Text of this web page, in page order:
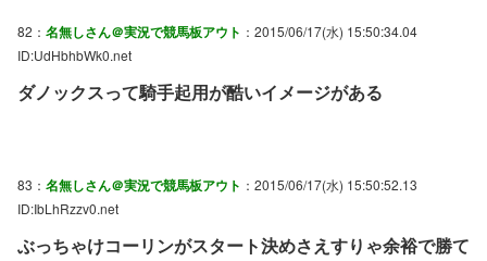
82： 名無しさん＠実況で競馬板アウト ：2015/06/17(水) 15:50:34.04
ID:UdHbhbWk0.net
ダノックスって騎手起用が酷いイメージがある
83： 名無しさん＠実況で競馬板アウト ：2015/06/17(水) 15:50:52.13
ID:IbLhRzzv0.net
ぶっちゃけコーリンがスタート決めさえすりゃ余裕で勝て